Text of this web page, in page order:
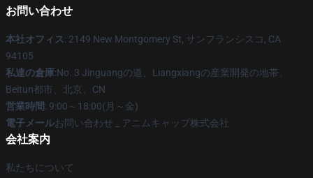
お問い合わせ
本社オフィス: 2149 New Montgomery St, サンフランシスコ, CA
94105
私達の倉庫:No. 3 Jinguangの道、Liangxiangの産業開発の地帯、
Beitun都市、北京、CN
営業時間: 9:00～18:00(月～金)
電子メールお問い合わせ _ アニムキャップ株式会社
会社案内
私たちについて